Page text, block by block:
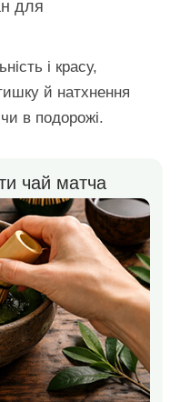
для
і красу,
й натхнення
в подорожі.
чай матча